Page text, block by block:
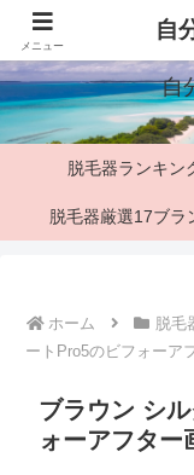
「脱
自
脱毛器ランキン
脱毛器厳選17ブラ
ホーム 脱毛
ートPro5のビフォーア
ブラウン シ
ォーアフター
メニュー
自